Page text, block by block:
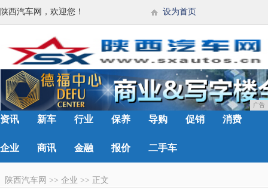
陕西汽车网，欢迎您！ 设为首页
广告
资讯 新车 行业 保养 导购 促销 消费
企业 商讯 金融 报价 二手车
陕西汽车网 >> 企业 >> 正文